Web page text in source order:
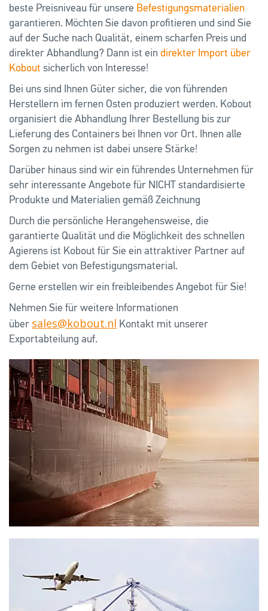
beste Preisniveau für unsere Befestigungsmaterialien
garantieren. Möchten Sie davon profitieren und sind Sie
auf der Suche nach Qualität, einem scharfen Preis und
direkter Abhandlung? Dann ist ein direkter Import über
Kobout sicherlich von Interesse!
Bei uns sind Ihnen Güter sicher, die von führenden
Herstellern im fernen Osten produziert werden. Kobout
organisiert die Abhandlung Ihrer Bestellung bis zur
Lieferung des Containers bei Ihnen vor Ort. Ihnen alle
Sorgen zu nehmen ist dabei unsere Stärke!
Darüber hinaus sind wir ein führendes Unternehmen für
sehr interessante Angebote für NICHT standardisierte
Produkte und Materialien gemäß Zeichnung
Durch die persönliche Herangehensweise, die
garantierte Qualität und die Möglichkeit des schnellen
Agierens ist Kobout für Sie ein attraktiver Partner auf
dem Gebiet von Befestigungsmaterial.
Gerne erstellen wir ein freibleibendes Angebot für Sie!
Nehmen Sie für weitere Informationen
über sales@kobout.nl Kontakt mit unserer
Exportabteilung auf.